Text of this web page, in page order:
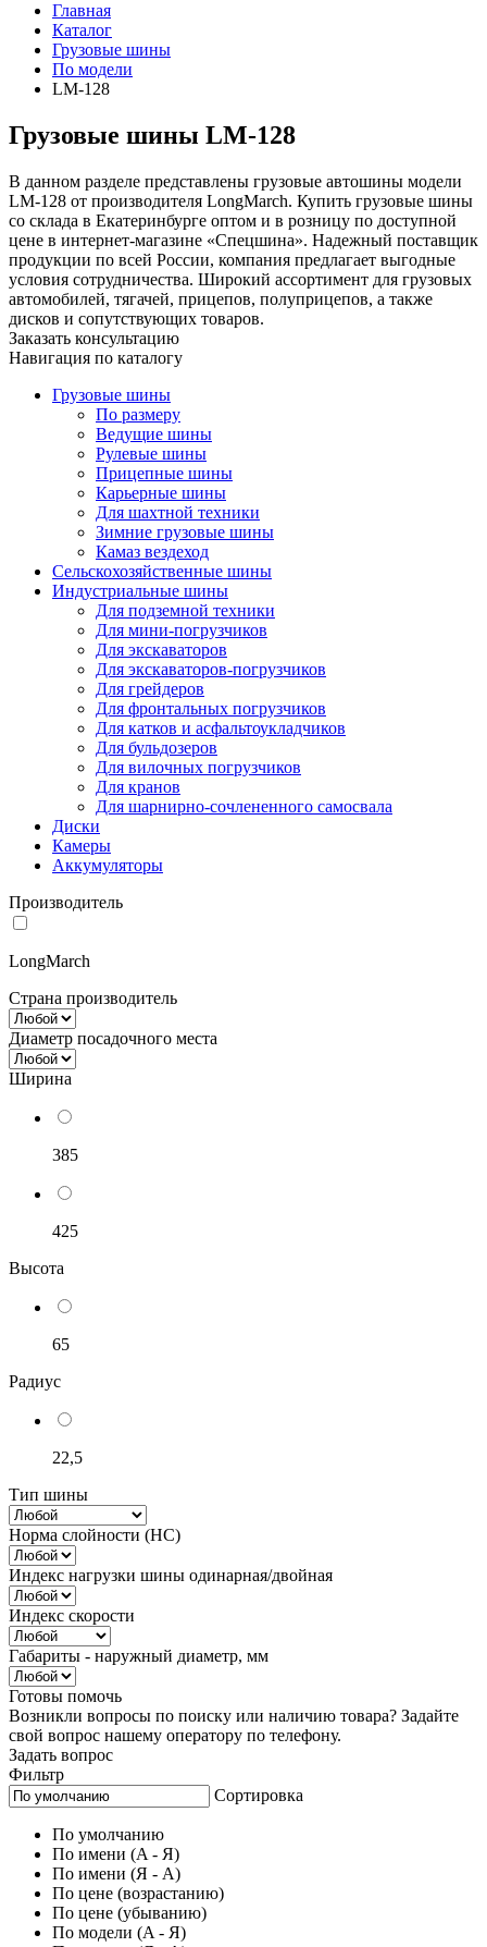
Главная
Каталог
Грузовые шины
По модели
LM-128
Грузовые шины LM-128
В данном разделе представлены грузовые автошины модели
LM-128 от производителя LongMarch. Купить грузовые шины
со склада в Екатеринбурге оптом и в розницу по доступной
цене в интернет-магазине «Спецшина». Надежный поставщик
продукции по всей России, компания предлагает выгодные
условия сотрудничества. Широкий ассортимент для грузовых
автомобилей, тягачей, прицепов, полуприцепов, а также
дисков и сопутствующих товаров.
Заказать консультацию
Навигация по каталогу
Грузовые шины
По размеру
Ведущие шины
Рулевые шины
Прицепные шины
Карьерные шины
Для шахтной техники
Зимние грузовые шины
Камаз вездеход
Сельскохозяйственные шины
Индустриальные шины
Для подземной техники
Для мини-погрузчиков
Для экскаваторов
Для экскаваторов-погрузчиков
Для грейдеров
Для фронтальных погрузчиков
Для катков и асфальтоукладчиков
Для бульдозеров
Для вилочных погрузчиков
Для кранов
Для шарнирно-сочлененного самосвала
Диски
Камеры
Аккумуляторы
Производитель
LongMarch
Страна производитель
Диаметр посадочного места
Ширина
385
425
Высота
65
Радиус
22,5
Тип шины
Норма слойности (НС)
Индекс нагрузки шины одинарная/двойная
Индекс скорости
Габариты - наружный диаметр, мм
Готовы помочь
Возникли вопросы по поиску или наличию товара? Задайте
свой вопрос нашему оператору по телефону.
Задать вопрос
Фильтр
Сортировка
По умолчанию
По имени (A - Я)
По имени (Я - A)
По цене (возрастанию)
По цене (убыванию)
По модели (A - Я)